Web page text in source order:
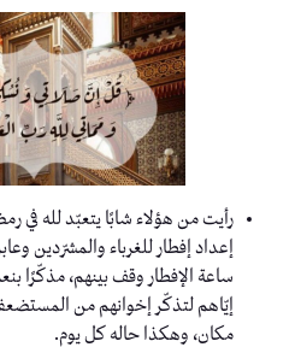
رأيت من هؤلاء شابًا يتعبّد لله في
إعداد إفطار للغرباء والمشرّدين
ساعة الإفطار وقف بينهم، مذكّرًا
إيّاهم لتذكّر إخوانهم من
مكان، وهكذا حاله كل يوم.